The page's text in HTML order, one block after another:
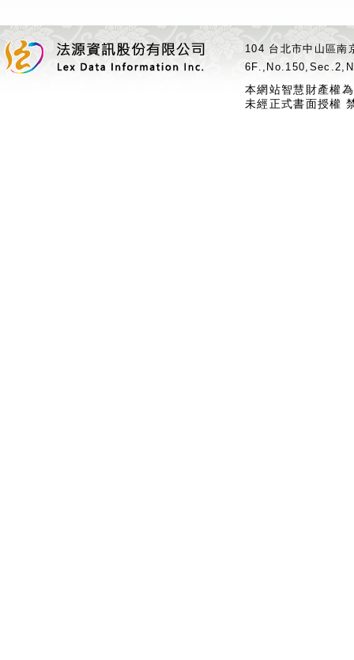
104 台北市中山區
本網站智慧財產權
未經正式書面授權